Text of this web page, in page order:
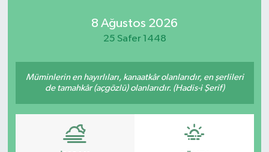
8 Ağustos 2026
25 Safer 1448
Müminlerin en hayırlıları, kanaatkâr olanlarıdır, en şerlileri
de tamahkâr (açgözlü) olanlarıdır. (Hadis-i Şerif)
Son Dakika Haberleri